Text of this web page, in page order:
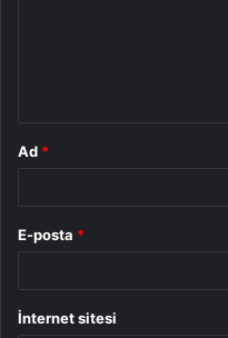
Ad *
E-posta *
İnternet sitesi